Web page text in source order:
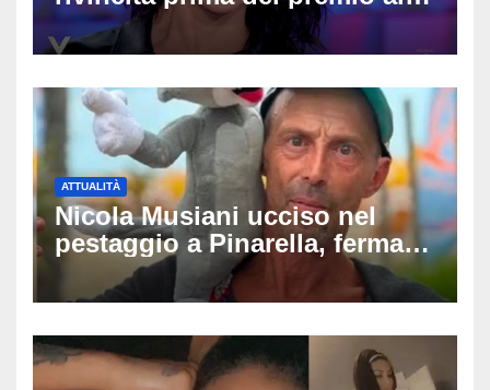
carriera: «Mi chiamano
raccomandata e cagna»
ATTUALITÀ
Nicola Musiani ucciso nel
pestaggio a Pinarella, fermati
quattro giovani: la svolta
dopo video, intercettazioni e